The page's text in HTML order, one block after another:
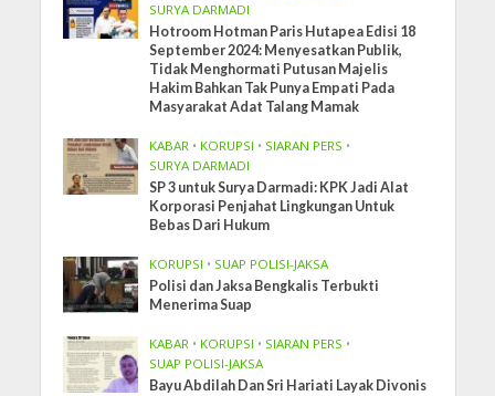
SURYA DARMADI
Hotroom Hotman Paris Hutapea Edisi 18
September 2024: Menyesatkan Publik,
Tidak Menghormati Putusan Majelis
Hakim Bahkan Tak Punya Empati Pada
Masyarakat Adat Talang Mamak
KABAR • KORUPSI • SIARAN PERS •
SURYA DARMADI
SP 3 untuk Surya Darmadi: KPK Jadi Alat
Korporasi Penjahat Lingkungan Untuk
Bebas Dari Hukum
KORUPSI • SUAP POLISI-JAKSA
Polisi dan Jaksa Bengkalis Terbukti
Menerima Suap
KABAR • KORUPSI • SIARAN PERS •
SUAP POLISI-JAKSA
Bayu Abdilah Dan Sri Hariati Layak Divonis